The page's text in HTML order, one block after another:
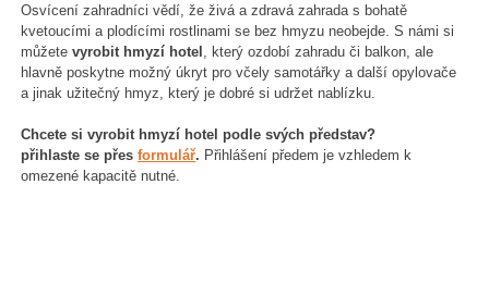
Osvícení zahradníci vědí, že živá a zdravá zahrada s bohatě
kvetoucími a plodícími rostlinami se bez hmyzu neobejde. S námi si
můžetevyrobit hmyzí hotel , který ozdobí zahradu či balkon, ale
hlavně poskytne možný úkryt pro včely samotářky a další opylovače
a jinak užitečný hmyz, který je dobré si udržet nablízku.
Chcete si vyrobit hmyzí hotel podle svých představ?
přihlaste se přesformulář. Přihlášení předem je vzhledem k
omezené kapacitě nutné.